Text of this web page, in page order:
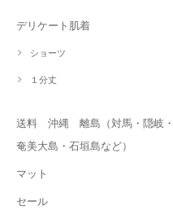
デリケート肌着
ショーツ
１分丈
送料 沖縄 離島（対馬・隠岐・
奄美大島・石垣島など）
マット
セール